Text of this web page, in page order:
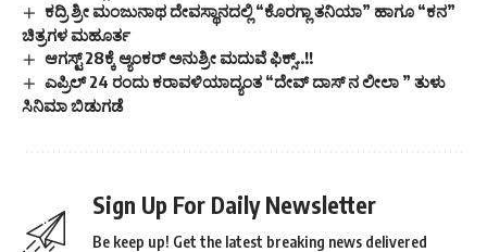
ಕದ್ರಿ ಶ್ರೀ ಮಂಜುನಾಥ ದೇವಸ್ಥಾನದಲ್ಲಿ “ಕೊರಗ್ಲಾ ತನಿಯಾ” ಹಾಗೂ “ಕನ”
ಚಿತ್ರಗಳ ಮಹೂರ್ತ
ಆಗಸ್ಟ್ 28ಕ್ಕೆ ಆ್ಯಂಕರ್ ಅನುಶ್ರೀ ಮದುವೆ ಫಿಕ್ಸ್..!!
ಎಪ್ರಿಲ್ 24 ರಂದು ಕರಾವಳಿಯಾದ್ಯಂತ “ದೇವ್ ದಾಸ್ ನ ಲೀಲಾ ” ತುಳು
ಸಿನಿಮಾ ಬಿಡುಗಡೆ
Sign Up For Daily Newsletter
Be keep up! Get the latest breaking news delivered